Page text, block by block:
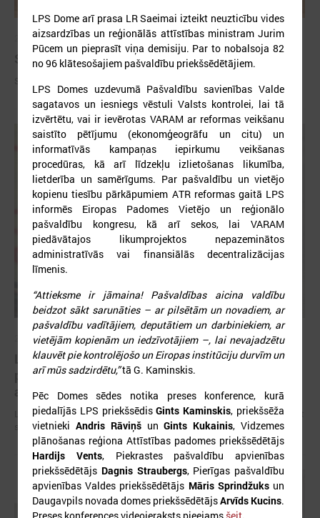
2026. gada 09. jūlijs
Sumināti Latvijas labākie tirgotāji
2026. gada 09. jūlijs
LPS: apreibinošu vielu ietekmē esošu bērnu
profilakses iestādi nedrīkst slēgt bez droša
alternatīva risinājuma
LPS: apreibinošu vielu ietekmē esošu bērnu profilakses iestādi nedrīkst
slēgt bez droša alternatīva risinājuma
LPS Dome arī prasa LR Saeimai izteikt neuzticību vides
aizsardzības un reģionālās attīstības ministram Jurim
Pūcem un pieprasīt viņa demisiju. Par to nobalsoja 82
no 96 klātesošajiem pašvaldību priekšsēdētājiem.
LPS Domes uzdevumā Pašvaldību savienības Valde
sagatavos un iesniegs vēstuli Valsts kontrolei, lai tā
izvērtētu, vai ir ievērotas VARAM ar reformas veikšanu
saistīto pētījumu (ekonomģeogrāfu un citu) un
informatīvās kampaņas iepirkumu veikšanas
procedūras, kā arī līdzekļu izlietošanas likumība,
lietderība un samērīgums. Par pašvaldību un vietējo
kopienu tiesību pārkāpumiem ATR reformas gaitā LPS
informēs Eiropas Padomes Vietējo un reģionālo
pašvaldību kongresu, kā arī sekos, lai VARAM
piedāvātajos likumprojektos nepazeminātos
administratīvās vai finansiālās decentralizācijas
līmenis.
“Attieksme ir jāmaina! Pašvaldības aicina valdību
beidzot sākt sarunāties – ar pilsētām un novadiem, ar
pašvaldību vadītājiem, deputātiem un darbiniekiem, ar
vietējām kopienām un iedzīvotājiem –, lai nevajadzētu
klauvēt pie kontrolējošo un Eiropas institūciju durvīm un
arī mūs sadzirdētu,”tā G. Kaminskis.
Pēc Domes sēdes notika preses konference, kurā
piedalījās LPS priekšsēdisGints Kaminskis, priekšsēža
vietnieki Andris RāviņšunGints Kukainis, Vidzemes
plānošanas reģiona Attīstības padomes priekšsēdētājs
Hardijs Vents, Piekrastes pašvaldību apvienības
priekšsēdētājs Dagnis Straubergs, Pierīgas pašvaldību
apvienības Valdes priekšsēdētājs Māris Sprindžuksun
Daugavpils novada domes priekšsēdētājsArvīds Kucins.
Preses konferences videoieraksts pieejams šeit.